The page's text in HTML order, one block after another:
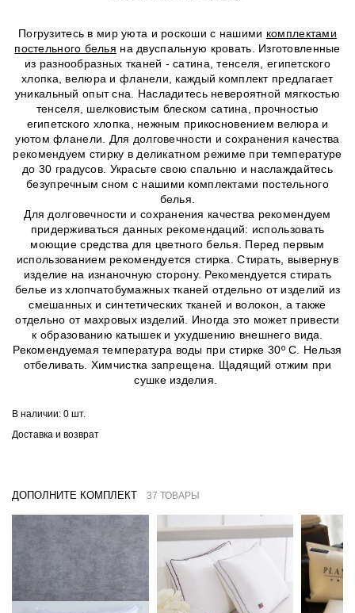
Погрузитесь в мир уюта и роскоши с нашими комплектами
постельного белья на двуспальную кровать. Изготовленные
из разнообразных тканей - сатина, тенселя, египетского
хлопка, велюра и фланели, каждый комплект предлагает
уникальный опыт сна. Насладитесь невероятной мягкостью
тенселя, шелковистым блеском сатина, прочностью
египетского хлопка, нежным прикосновением велюра и
уютом фланели. Для долговечности и сохранения качества
рекомендуем стирку в деликатном режиме при температуре
до 30 градусов. Украсьте свою спальню и наслаждайтесь
безупречным сном с нашими комплектами постельного
белья.
Для долговечности и сохранения качества рекомендуем
придерживаться данных рекомендаций: использовать
моющие средства для цветного белья. Перед первым
использованием рекомендуется стирка. Стирать, вывернув
изделие на изнаночную сторону. Рекомендуется стирать
белье из хлопчатобумажных тканей отдельно от изделий из
смешанных и синтетических тканей и волокон, а также
отдельно от махровых изделий. Иногда это может привести
к образованию катышек и ухудшению внешнего вида.
Рекомендуемая температура воды при стирке 30º C. Нельзя
отбеливать. Химчистка запрещена. Щадящий отжим при
сушке изделия.
В наличии: 0 шт.
Доставка и возврат
ДОПОЛНИТЕ КОМПЛЕКТ 37 ТОВАРЫ